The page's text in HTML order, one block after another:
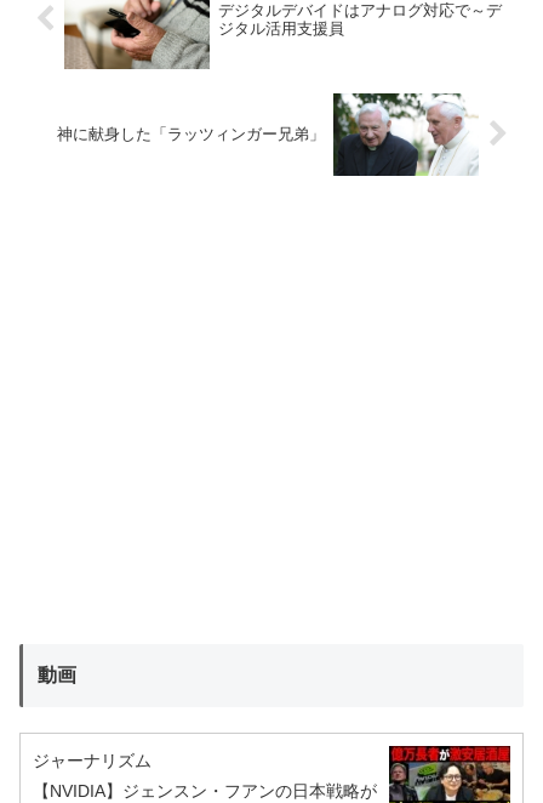
デジタルデバイドはアナログ対応で～デ
ジタル活用支援員
神に献身した「ラッツィンガー兄弟」
動画
ジャーナリズム
【NVIDIA】ジェンスン・フアンの日本戦略が